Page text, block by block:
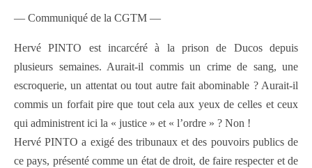
— Communiqué de la CGTM —
Hervé PINTO est incarcéré à la prison de Ducos depuis
plusieurs semaines. Aurait-il commis un crime de sang, une
escroquerie, un attentat ou tout autre fait abominable ? Aurait-il
commis un forfait pire que tout cela aux yeux de celles et ceux
qui administrent ici la « justice » et « l’ordre » ? Non !
Hervé PINTO a exigé des tribunaux et des pouvoirs publics de
ce pays, présenté comme un état de droit, de faire respecter et de